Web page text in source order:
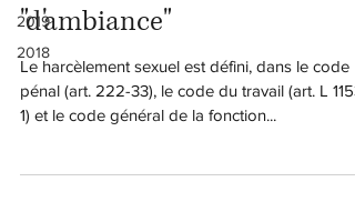
2019
2018
"d'ambiance"
Le harcèlement sexuel est défini, dans le code
pénal (art. 222-33), le code du travail (art. L
1) et le code général de la fonction...